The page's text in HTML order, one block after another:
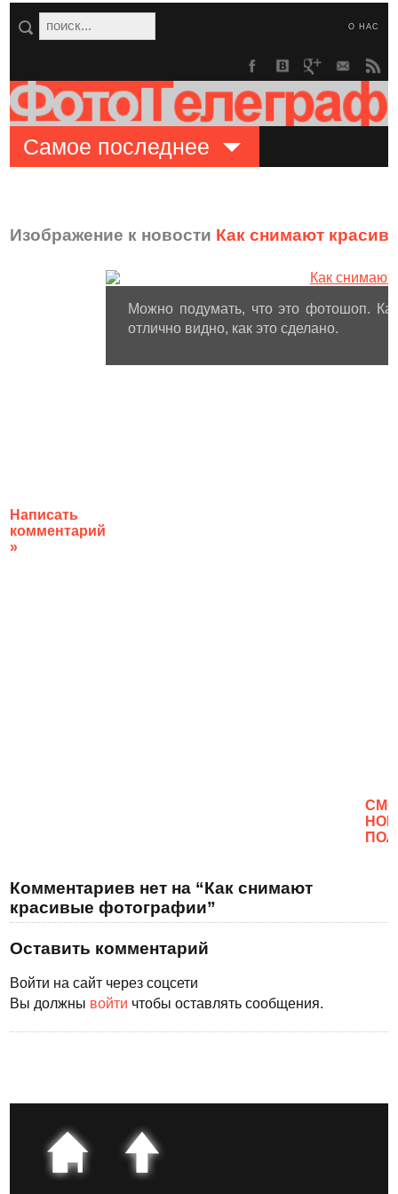
О НАС
Самое последнее
Изображение к новости Как снимают
Написать
комментарий
»
Можно подумать, что это фотошоп.
отлично видно, как это сделано.
Комментариев нет на “Как снимают
красивые фотографии”
Оставить комментарий
Войти на сайт через соцсети
Вы должны войти чтобы оставлять сообщения.